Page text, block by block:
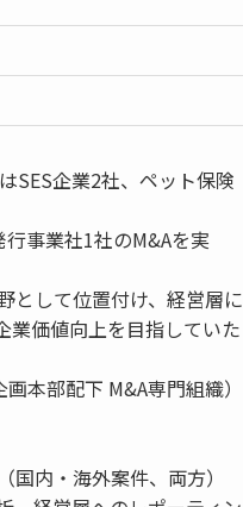
SES企業2社、ペット保険
事業社1社のM&Aを実
として位置付け、経営層に
業価値向上を目指していた
本部配下 M&A専門組織）
内・海外案件、両方）